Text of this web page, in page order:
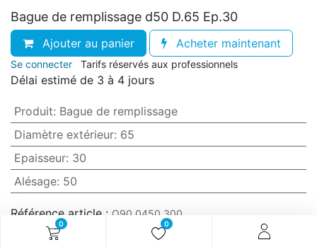
0 0
Bague de remplissage d50 D.65 Ep.30
Ajouter au panier Acheter maintenant
Se connecter Tarifs réservés aux professionnels
Délai estimé de 3 à 4 jours
Produit: Bague de remplissage
Diamètre extérieur: 65
Epaisseur: 30
Alésage: 50
Référence article : O90.0450.300